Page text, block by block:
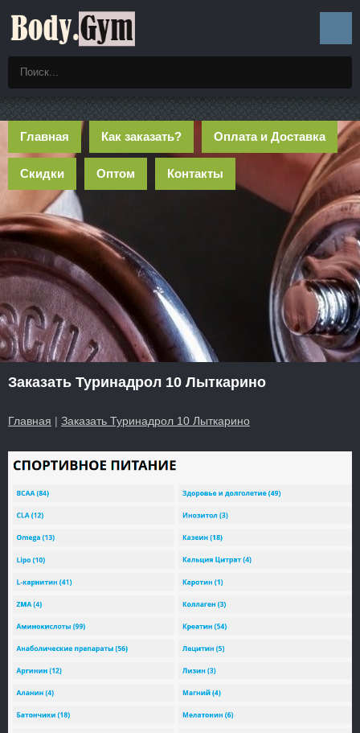
Главная Как заказать? Оплата и Доставка
Скидки Оптом Контакты
Заказать Туринадрол 10 Лыткарино
Главная | Заказать Туринадрол 10 Лыткарино